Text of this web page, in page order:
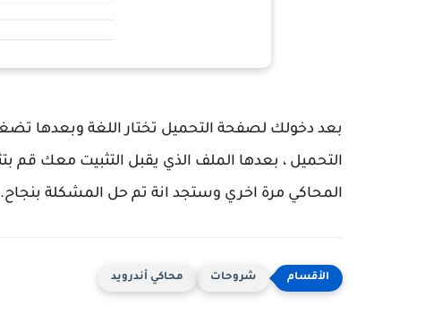
المحاكي مرة اخري وستجد انة تم حل المشكلة بنجاح.
شروحات محاكي أندرويد